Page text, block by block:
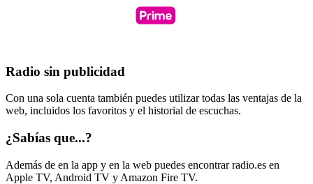
Radio sin publicidad
Con una sola cuenta también puedes utilizar todas las ventajas de la
web, incluidos los favoritos y el historial de escuchas.
¿Sabías que...?
Además de en la app y en la web puedes encontrar radio.es en
Apple TV, Android TV y Amazon Fire TV.